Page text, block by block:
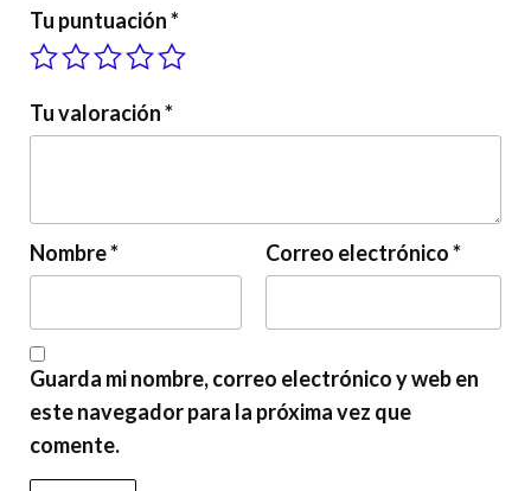
Tu puntuación*
Tu valoración*
Nombre* Correo electrónico*
Guarda mi nombre, correo electrónico y web en
este navegador para la próxima vez que
comente.